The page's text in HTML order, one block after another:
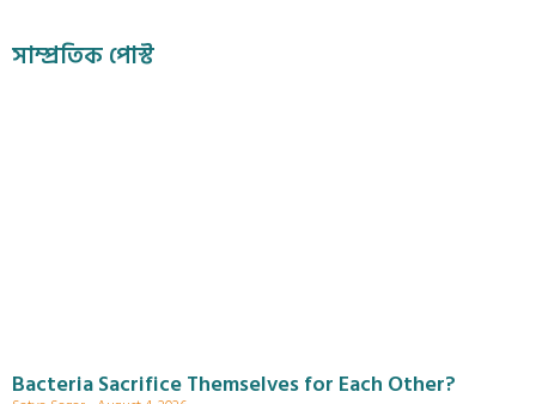
সাম্প্রতিক পোস্ট
Bacteria Sacrifice Themselves for Each Other?